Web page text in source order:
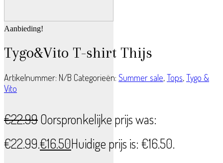
Aanbieding!
Tygo&Vito T-shirt Thijs
Artikelnummer: N/B Categorieën: Summer sale,Tops,Tygo &
Vito
€22.99Oorspronkelijke prijs was:
€22.99.€16.50Huidige prijs is: €16.50.